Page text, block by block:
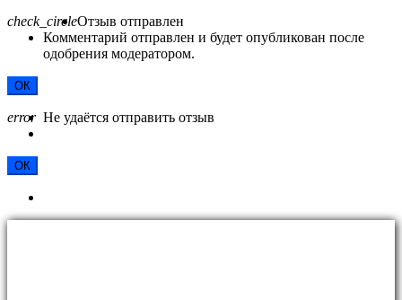
check_circleОтзыв отправлен
Комментарий отправлен и будет опубликован после
одобрения модератором.
ОК
error Не удаётся отправить отзыв
ОК